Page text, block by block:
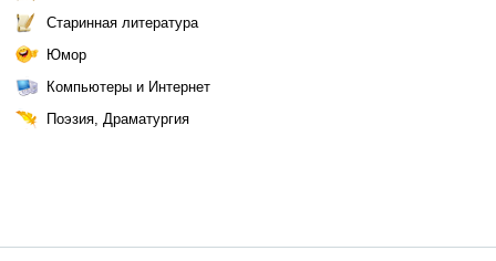
Старинная литература
Юмор
Компьютеры и Интернет
Поэзия, Драматургия